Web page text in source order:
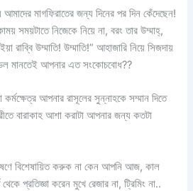
মাগফিরাতের জন্য দিনের পর দিন কেঁদেছেন!
সময়টাতে নিজেকে নিয়ে না, বরং তার উম্মাহ্,
রাব্বি উম্মাতি! উম্মাতি!” আহাজারি নিয়ে সিজদায়
মানতেই আপনার এত সংকোচবোধ??
আপনার রাসূলের সুন্নাহকে সম্মান দিতে
বারাকাহ আশা করাটা আপনার জন্য কতটা
বিশেষায়িত করুক না কেন আপনি আজ, কাল
প্রতিজ্ঞা করেন মুখে রেজার না, ট্রিমিং না..